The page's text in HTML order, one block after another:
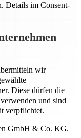
Details im Consent-
wir
Diese dürfen die
und sind
verpflichtet.
GmbH & Co. KG.